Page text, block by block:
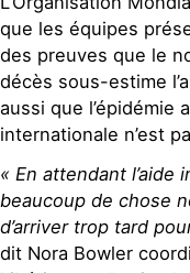
que les équipes
des preuves que le
décès sous-estime
aussi que l’épidémie
internationale n’est
« En attendant
beaucoup de chose
d’arriver trop tard
dit Nora Bowler